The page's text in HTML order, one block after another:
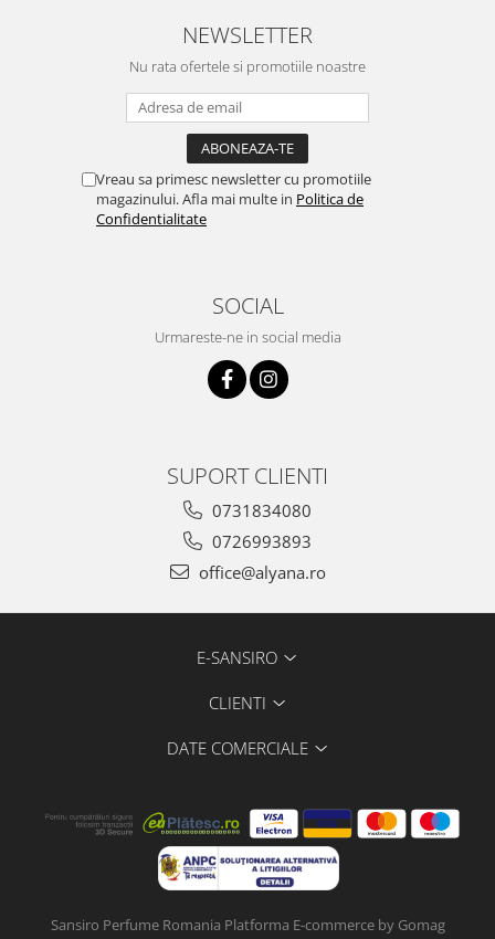
NEWSLETTER
Nu rata ofertele si promotiile noastre
Vreau sa primesc newsletter cu promotiile
magazinului. Afla mai multe in Politica de
Confidentialitate
SOCIAL
Urmareste-ne in social media
SUPORT CLIENTI
0731834080
0726993893
office@alyana.ro
E-SANSIRO
CLIENTI
DATE COMERCIALE
Sansiro Perfume Romania Platforma E-commerce by Gomag